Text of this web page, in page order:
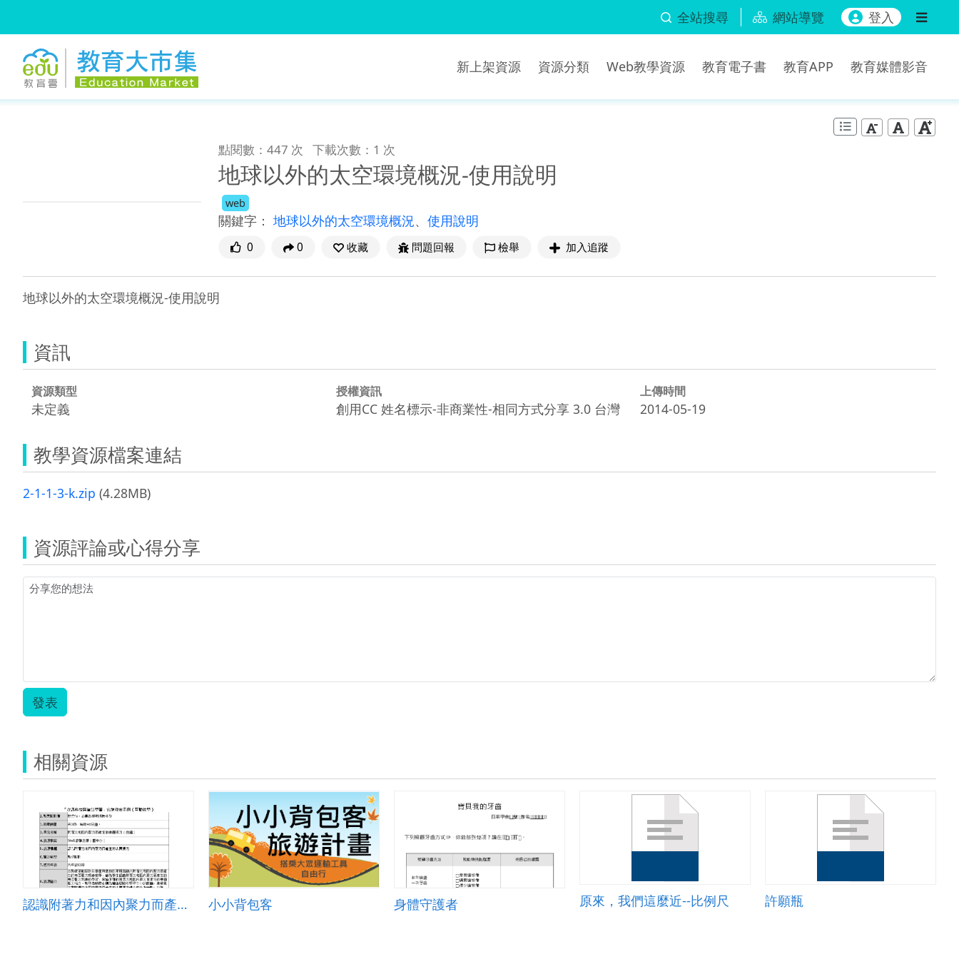
全站搜尋 網站導覽 登入
新上架資源 資源分類 Web教學資源 教育電子書 教育APP 教育媒體影音
點閱數：447 次 下載次數：1 次
地球以外的太空環境概況-使用說明
web
關鍵字： 地球以外的太空環境概況、 使用說明
0 0 收藏 問題回報 檢舉 加入追蹤
資訊
資源類型
未定義
授權資訊
創用CC 姓名標示-非商業性-相同方式分享 3.0 台灣
上傳時間
2014-05-19
教學資源檔案連結
2-1-1-3-k.zip (4.28MB)
資源評論或心得分享
發表
相關資源
認識附著力和因內聚力而產生的表面張力 小小背包客 身體守護者 原來，我們這麼近--比例尺 許願瓶